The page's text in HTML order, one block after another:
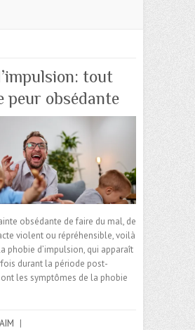
tout
peur obsédante
obsédante de faire du mal, de
violent ou répréhensible, voilà
phobie d’impulsion, qui apparaît
durant la période post-
les symptômes de la phobie
|